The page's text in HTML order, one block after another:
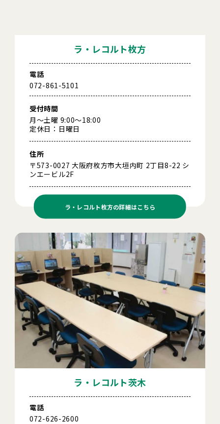
ラ・レコルト枚方
電話
072-861-5101
受付時間
月～土曜 9:00～18:00
定休日：日曜日
住所
〒573-0027 大阪府枚方市大垣内町 2丁目8-22 シ
ンエービル2F
ラ・レコルト枚方の詳細はこちら
ラ・レコルト茨木
電話
072-626-2600